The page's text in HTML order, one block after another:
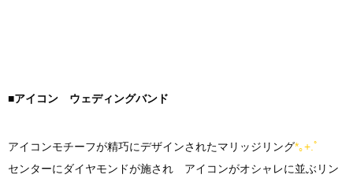
■アイコン ウェディングバンド
アイコンモチーフが精巧にデザインされたマリッジリング*｡+.ﾟ
センターにダイヤモンドが施され アイコンがオシャレに並ぶリン